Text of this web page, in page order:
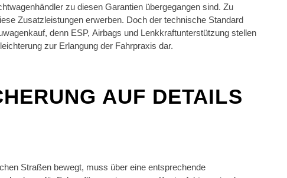
zu diesen Garantien übergegangen sind. Zu
Zusatzleistungen erwerben. Doch der technische Standard
denn ESP, Airbags und Lenkkraftunterstützung stellen
zur Erlangung der Fahrpraxis dar.
AUF DETAILS
Straßen bewegt, muss über eine entsprechende